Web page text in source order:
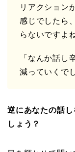
リアクション
感じでしたら
らないですよ
「なんか話し
減っていくで
逆にあなたの話
しょう？